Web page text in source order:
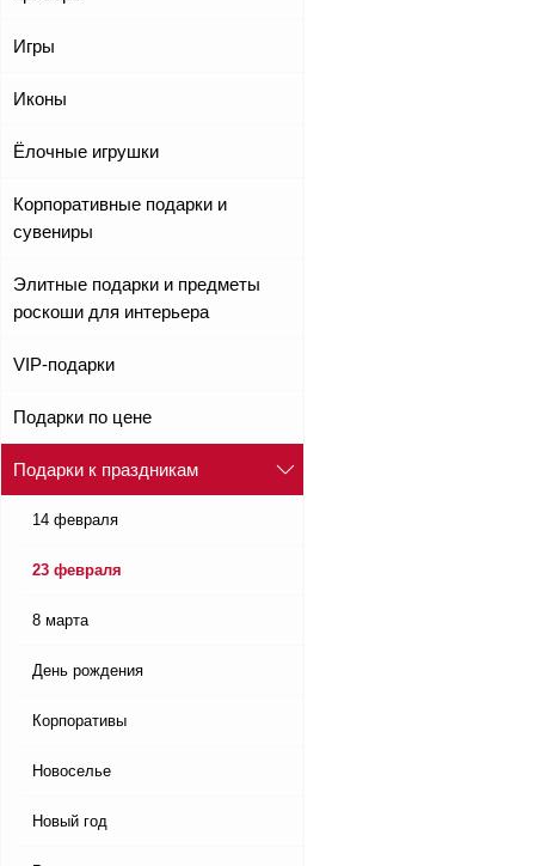
Игры
Иконы
Ёлочные игрушки
Корпоративные подарки и
сувениры
Элитные подарки и предметы
роскоши для интерьера
VIP-подарки
Подарки по цене
Подарки к праздникам
14 февраля
23 февраля
8 марта
День рождения
Корпоративы
Новоселье
Новый год